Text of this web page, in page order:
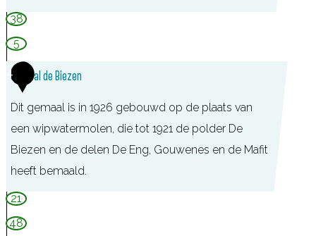
k
p
o
T
a
t
e
Z
a
s
C
o
38
5
4Gemaal de Biezen
Dit gemaal is in 1926 gebouwd op de plaats van
een wipwatermolen, die tot 1921 de polder De
Biezen en de delen De Eng, Gouwenes en de Mafit
heeft bemaald.
21
48